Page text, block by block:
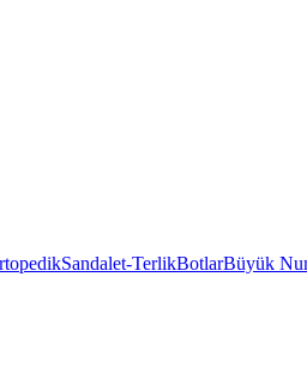
Sandalet-TerlikBotlarBüyük